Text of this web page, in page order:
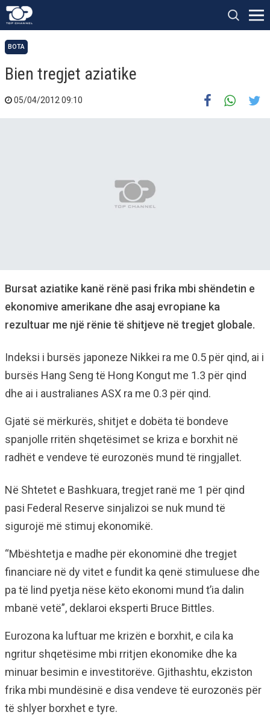
BOTA
Bien tregjet aziatike
05/04/2012 09:10
Bursat aziatike kanë rënë pasi frika mbi shëndetin e
ekonomive amerikane dhe asaj evropiane ka
rezultuar me një rënie të shitjeve në tregjet globale.
Indeksi i bursës japoneze Nikkei ra me 0.5 për qind, ai i
bursës Hang Seng të Hong Kongut me 1.3 për qind
dhe ai i australianes ASX ra me 0.3 për qind.
Gjatë së mërkurës, shitjet e dobëta të bondeve
spanjolle rritën shqetësimet se kriza e borxhit në
radhët e vendeve të eurozonës mund të ringjallet.
Në Shtetet e Bashkuara, tregjet ranë me 1 për qind
pasi Federal Reserve sinjalizoi se nuk mund të
sigurojë më stimuj ekonomikë.
“Mbështetja e madhe për ekonominë dhe tregjet
financiare në dy vitet e fundit ka qenë stimuluese dhe
pa të lind pyetja nëse këto ekonomi mund t’ia dalin
mbanë vetë”, deklaroi eksperti Bruce Bittles.
Eurozona ka luftuar me krizën e borxhit, e cila ka
ngritur shqetësime mbi rritjen ekonomike dhe ka
minuar besimin e investitorëve. Gjithashtu, ekziston
frika mbi mundësinë e disa vendeve të eurozonës për
të shlyer borxhet e tyre.